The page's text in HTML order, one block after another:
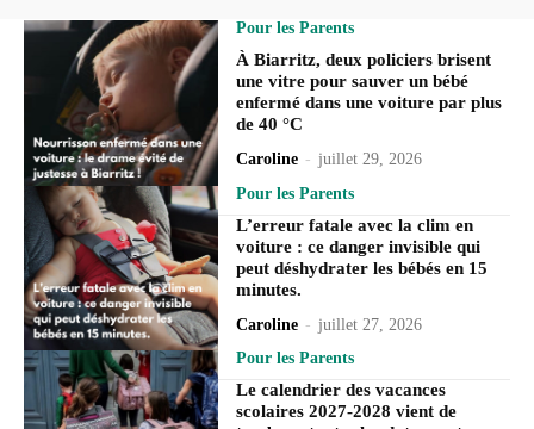
Pour les Parents
À Biarritz, deux policiers brisent
une vitre pour sauver un bébé
enfermé dans une voiture par plus
de 40 °C
Caroline - juillet 29, 2026
Pour les Parents
L’erreur fatale avec la clim en
voiture : ce danger invisible qui
peut déshydrater les bébés en 15
minutes.
Caroline - juillet 27, 2026
Pour les Parents
Le calendrier des vacances
scolaires 2027-2028 vient de